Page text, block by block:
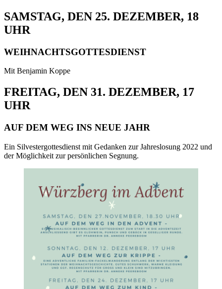
SAMSTAG, DEN 25. DEZEMBER, 18
UHR
WEIHNACHTSGOTTESDIENST
Mit Benjamin Koppe
FREITAG, DEN 31. DEZEMBER, 17
UHR
AUF DEM WEG INS NEUE JAHR
Ein Silvestergottesdienst mit Gedanken zur Jahreslosung 2022 und
der Möglichkeit zur persönlichen Segnung.